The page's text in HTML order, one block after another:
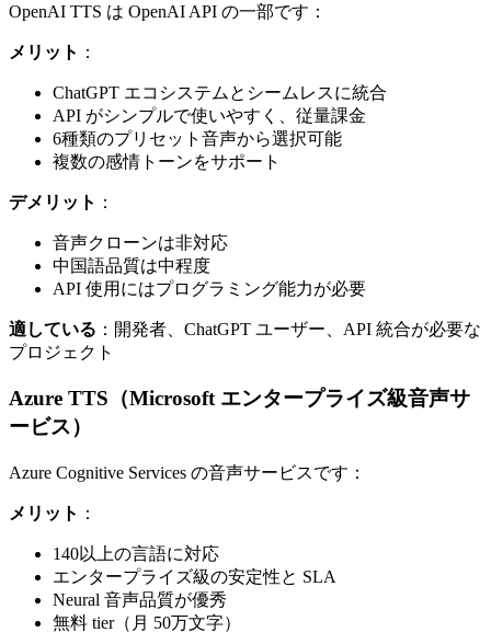
OpenAI TTS は OpenAI API の一部です：
メリット ：
ChatGPT エコシステムとシームレスに統合
API がシンプルで使いやすく、従量課金
6種類のプリセット音声から選択可能
複数の感情トーンをサポート
デメリット ：
音声クローンは非対応
中国語品質は中程度
API 使用にはプログラミング能力が必要
適している ：開発者、ChatGPT ユーザー、API 統合が必要な
プロジェクト
Azure TTS（Microsoft エンタープライズ級音声サ
ービス）
Azure Cognitive Services の音声サービスです：
メリット ：
140以上の言語に対応
エンタープライズ級の安定性と SLA
Neural 音声品質が優秀
無料 tier（月 50万文字）